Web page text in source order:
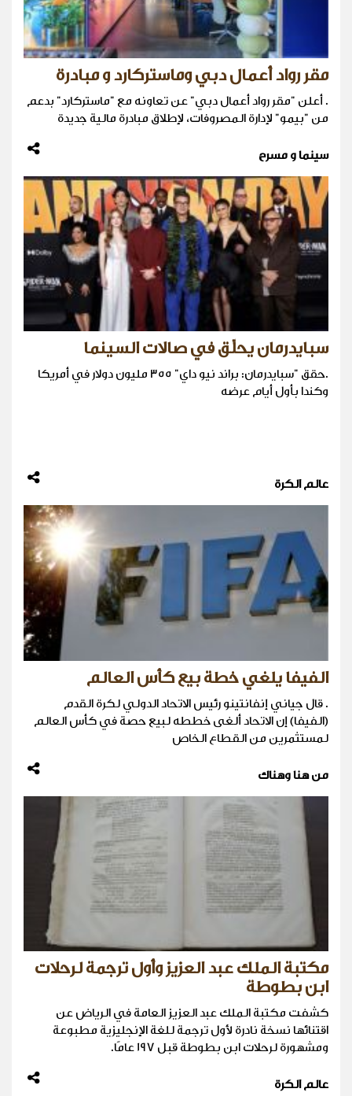
مقر رواد أعمال دبي وماستركارد و مبادرة
. أعلن "مقر رواد أعمال دبي" عن تعاونه مع "ماستركارد" بدعم
من "بيمو" لإدارة المصروفات، لإطلاق مبادرة مالية جديدة
سينما و مسرح
سبايدرمان يحلّق في صالات السينما
.حقق "سبايدرمان: براند نيو داي" 355 مليون دولار في أمريكا
وكندا بأول أيام عرضه
عالم الكرة
الفيفا يلغي خطة بيع كأس العالم
. قال جياني إنفانتينو رئيس الاتحاد الدولي لكرة القدم
(الفيفا) إن الاتحاد ‌ألغى خططه لبيع حصة في كأس العالم
لمستثمرين من القطاع الخاص
من هنا وهناك
مكتبة الملك عبد العزيز وأول ترجمة لرحلات
ابن بطوطة
كشفت مكتبة الملك عبد العزيز العامة في الرياض عن
اقتنائها نسخة نادرة لأول ترجمة للغة الإنجليزية مطبوعة
ومشهورة لرحلات ابن بطوطة قبل 197 عامًا.
عالم الكرة